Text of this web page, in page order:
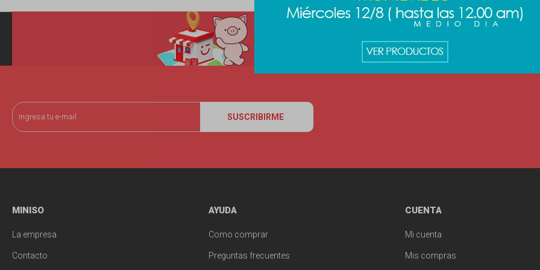
SUSCRIBIRME
MINISO
La empresa
Contacto
AYUDA
Como comprar
Preguntas frecuentes
CUENTA
Mi cuenta
Mis compras